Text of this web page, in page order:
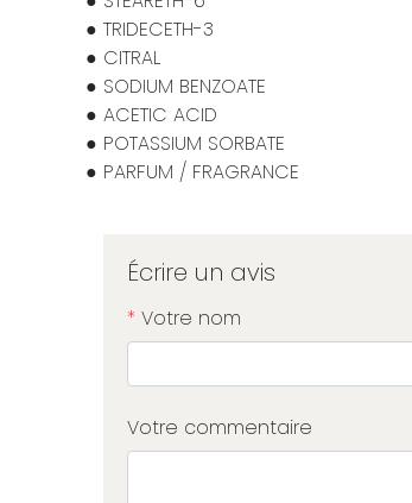
● TRIDECETH-3
● CITRAL
● SODIUM BENZOATE
● ACETIC ACID
● POTASSIUM SORBATE
● PARFUM / FRAGRANCE
Écrire un avis
* Votre nom
Votre commentaire